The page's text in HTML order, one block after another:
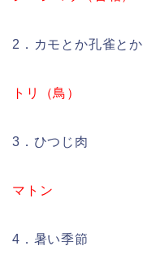
2．カモとか孔雀とか
トリ（鳥）
3．ひつじ肉
マトン
4．暑い季節